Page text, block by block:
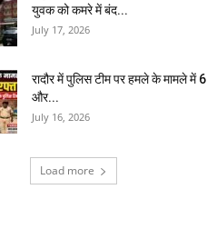
युवक को कमरे में बंद...
July 17, 2026
रादौर में पुलिस टीम पर हमले के मामले में 6
और...
July 16, 2026
Load more